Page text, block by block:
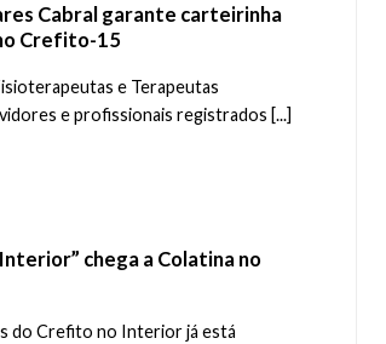
Cabral garante carteirinha
Crefito-15
e Terapeutas
e profissionais registrados [...]
chega a Colatina no
do Crefito no Interior já está